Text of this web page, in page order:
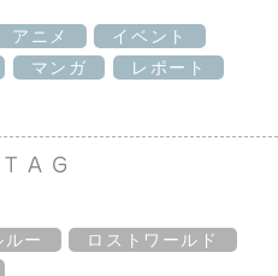
アニメ
イベント
マンガ
レポート
ルー
ロストワールド